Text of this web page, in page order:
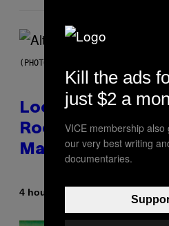
(PHOTO BY MICK HUTSON/REDFERNS)
Looking For the
Rock Mixtape for
Made It for You
4 hours ago
Kill the ads
just $2 a
VICE membership also
our very best writing
documentaries.